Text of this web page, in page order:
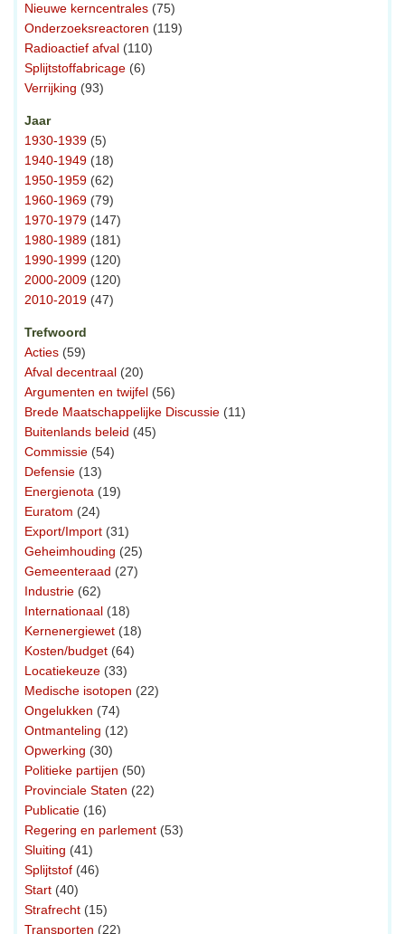
Nieuwe kerncentrales (75)
Onderzoeksreactoren (119)
Radioactief afval (110)
Splijtstoffabricage (6)
Verrijking (93)
Jaar
1930-1939 (5)
1940-1949 (18)
1950-1959 (62)
1960-1969 (79)
1970-1979 (147)
1980-1989 (181)
1990-1999 (120)
2000-2009 (120)
2010-2019 (47)
Trefwoord
Acties (59)
Afval decentraal (20)
Argumenten en twijfel (56)
Brede Maatschappelijke Discussie (11)
Buitenlands beleid (45)
Commissie (54)
Defensie (13)
Energienota (19)
Euratom (24)
Export/Import (31)
Geheimhouding (25)
Gemeenteraad (27)
Industrie (62)
Internationaal (18)
Kernenergiewet (18)
Kosten/budget (64)
Locatiekeuze (33)
Medische isotopen (22)
Ongelukken (74)
Ontmanteling (12)
Opwerking (30)
Politieke partijen (50)
Provinciale Staten (22)
Publicatie (16)
Regering en parlement (53)
Sluiting (41)
Splijtstof (46)
Start (40)
Strafrecht (15)
Transporten (22)